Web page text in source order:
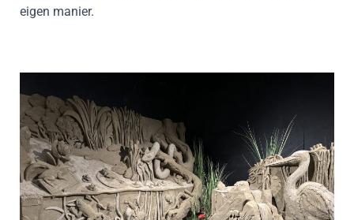
eigen manier.